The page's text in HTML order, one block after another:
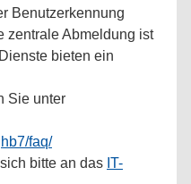
Benutzerkennung
zentrale Abmeldung ist
bieten ein
Sie unter
faq/
bitte an das IT-